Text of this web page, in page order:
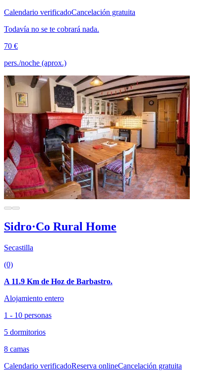
Calendario verificadoCancelación gratuita
Todavía no se te cobrará nada.
70 €
pers./noche (aprox.)
Sidro·Co Rural Home
Secastilla
(0)
A 11.9 Km de Hoz de Barbastro.
Alojamiento entero
1 - 10 personas
5 dormitorios
8 camas
Calendario verificadoReserva onlineCancelación gratuita